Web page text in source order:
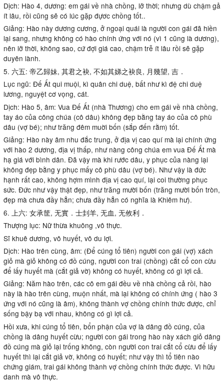
Dịch: Hào 4, dương: em gái về nhà chồng, lỡ thời; nhưng dù chậm gả
ít lâu, rồi cũng sẽ có lúc gặp đựơc chồng tốt..
Giảng: Hào này dương cương, ở ngoại quái là người con gái đã hiền
lại sang, nhưng không có hào chính ứng với nó (vì 1 cũng là dương),
nên lỡ thời, không sao, cứ đợi giá cao, chậm trễ ít lâu rồi sẽ gặp
duyên lành.
5. 六五: 帝乙歸妹, 其君之袂, 不如其娣之袂良, 月幾望, 吉．
Lục ngũ: Đế Ất qui muội, kì quân chi duệ, bất như kì đệ chi duệ
lương, nguyệt cơ vọng, cát.
Dịch: Hào 5, âm: Vua Đế Ất (nhà Thương) cho em gái về nhà chồng,
tay áo của công chúa (cô dâu) không đẹp bằng tay áo của cô phù
dâu (vợ bé); như trăng đêm muời bốn (sắp đến rằm) tốt.
Giảng: Hào này âm nhu đắc trung, ở địa vị cao quí mà lại chính ứng
với hào 2 dương, địa vị thấp, như nàng công chúa em vua Ðế Ất mà
hạ giá với bình dân. Đã vậy mà khi rước dâu, y phục của nàng lại
không đẹp bằng y phục mấy cô phù dâu (vợ bé). Như vậy là đức
hạnh rất cao, không hợm mình địa vị cao quí, lại coi thường phục
sức. Đức như vậy thật đẹp, như trăng mười bốn (trăng mười bốn tròn,
đẹp mà chưa đầy hẳn; chưa đầy hẳn có nghĩa là Khiêm hư).
6. 上六: 女承筐, 无實．士刲羊, 无血, 无攸利．
Thượng lục: Nữ thừa khuông ,vô thực.
Sĩ khuê dương, vô huyết, vô du lợi.
Dịch: Hào trên cùng, âm: (Để cúng tổ tiên) người con gái (vợ) xách
giỏ mà giỏ không có đồ cúng, người con trai (chồng) cắt cổ con cừu
để lấy huyết mà (cắt giả vờ) không có huyết, không có gì lợi cả.
Giảng: Năm hào trên, các cô em gái đều về nhà chồng cả rồi, hào
này là hào trên cùng, muộn nhất, mà lại không có chính ứng ( hào 3
ứng với nó cũng là âm), không thành vợ chồng chính thức được, chỉ
sống bậy bạ với nhau, không có gì lợi cả.
Hồi xưa, khi cúng tổ tiên, bổn phận của vợ là dâng đồ cúng, của
chồng là dâng huyết cừu; người con gái trong hào này xách giỏ dâng
đồ cúng mà giỏ lại trống không, còn người con trai cắt cổ cừu để lấy
huyết thì lại cắt giả vờ, không có huyết; như vậy thì tổ tiên nào
chứng giám, trai gái không thành vợ chồng chính thức được. Vì hữu
danh mà vô thực.